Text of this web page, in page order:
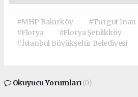
#MHP Bakırköy #Turgut İnan
#Florya
#Florya Şenlikköy
#İstanbul Büyükşehir Belediyesi
Okuyucu Yorumları(0)